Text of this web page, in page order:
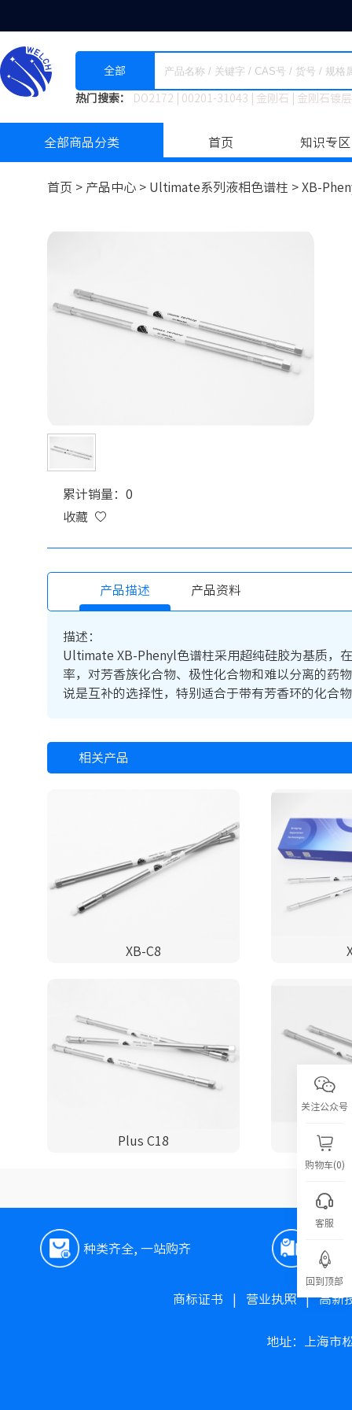
全部
热门搜索： DO2172 00201-31043 金刚石 金刚石镀
全部商品分类 首页 知识专区
首页 > 产品中心 > Ultimate系列液相色谱柱 > XB-
累计销量：0
收藏
产品描述 产品资料
描述：
Ultimate XB-Phenyl色谱柱采用超纯硅胶为基质，
率，对芳香族化合物、极性化合物和难以分离的药
说是互补的选择性，特别适合于带有芳香环的化合
相关产品
XB-C8
Plus C18
种类齐全, 一站购齐 极速
商标证书 营业执照|高新
地址：上海市
关注公众号
购物车(0)
客服
回到顶部